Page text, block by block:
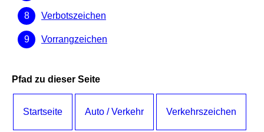
Verbotszeichen
Vorrangzeichen
Pfad zu dieser Seite
Startseite Auto / Verkehr Verkehrszeichen